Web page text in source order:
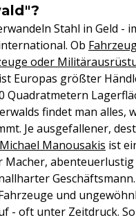
Stahl in Geld -
Ob
oder
Europas größter
Quadratmetern
findet man alles,
Je ausgefallener,
Michael Manousakis ist
Macher,
und
- oft unter Zeitdruck.